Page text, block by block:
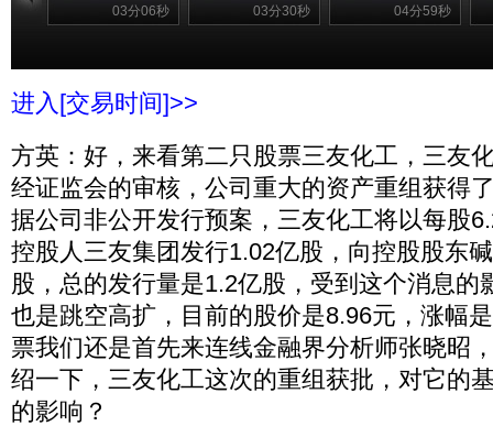
03分06秒 03分30秒 04分59秒
进入[交易时间]>>
方英：好，来看第二只股票三友化工，三友
经证监会的审核，公司重大的资产重组获得
据公司非公开发行预案，三友化工将以每股
控股人三友集团发行1.02亿股，向控股股东
股，总的发行量是1.2亿股，受到这个消息的
也是跳空高扩，目前的股价是8.96元，涨幅
票我们还是首先来连线金融界分析师张晓昭
绍一下，三友化工这次的重组获批，对它的
的影响？